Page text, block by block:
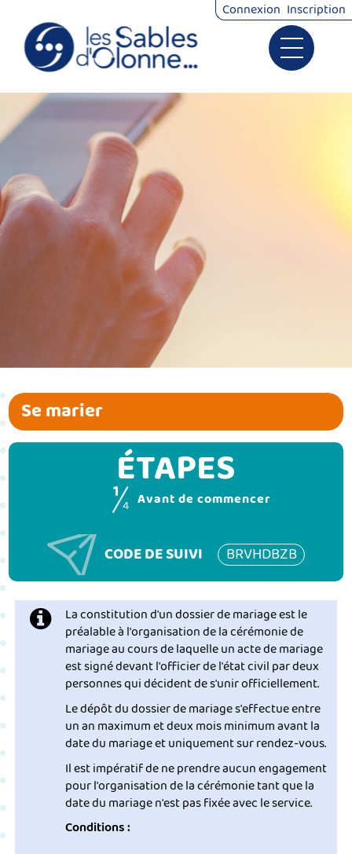
Ouvrir le
Démarches
Connexion Inscription
Se marier
CODE DE SUIVI BRVHDBZB
ÉTAPES
1
4 Avant de commencer(étape
La constitution d'un dossier de mariage est le
préalable à l'organisation de la cérémonie de
mariage au cours de laquelle un acte de mariage
est signé devant l'officier de l'état civil par deux
personnes qui décident de s'unir officiellement.
Le dépôt du dossier de mariage s'effectue entre
un an maximum et deux mois minimum avant la
date du mariage et uniquement sur rendez-vous.
Il est impératif de ne prendre aucun engagement
pour l'organisation de la cérémonie tant que la
date du mariage n'est pas fixée avec le service.
Conditions :